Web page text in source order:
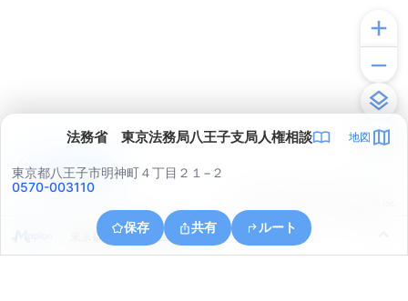
法務省 東京法務局八王子支局人権相談 地図
東京都八王子市明神町４丁目２１−２
0570-003110
保存 共有 ルート
東京都八王子市加住町２丁目
アプリで見る